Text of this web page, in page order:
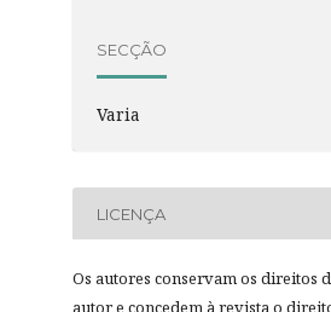
SECÇÃO
Varia
LICENÇA
Os autores conservam os direitos
autor e concedem à revista o